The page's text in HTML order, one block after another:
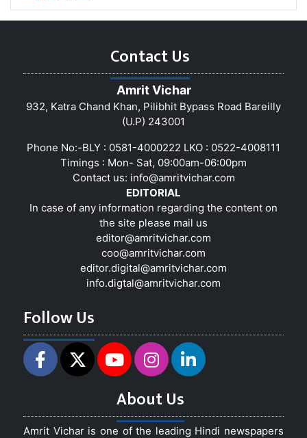
Contact Us
Amrit Vichar
932, Katra Chand Khan, Pilibhit Bypass Road Bareilly
(U.P) 243001
Phone No:-BLY : 0581-4000222 LKO : 0522-4008111
Timings : Mon- Sat, 09:00am-06:00pm
Contact us: info@amritvichar.com
EDITORIAL
In case of any information regarding the content on
the site please mail us
editor@amritvichar.com
coo@amritvichar.com
editor.digital@amritvichar.com
info.digtal@amritvichar.com
Follow Us
About Us
Amrit Vichar is one of the leading Hindi newspapers